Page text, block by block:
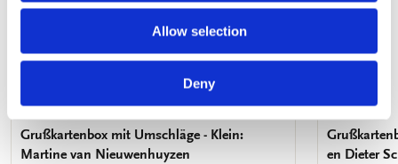
Allow selection
Deny
Grußkartenbox mit Umschläge - Klein:
Martine van Nieuwenhuyzen
en Dieter